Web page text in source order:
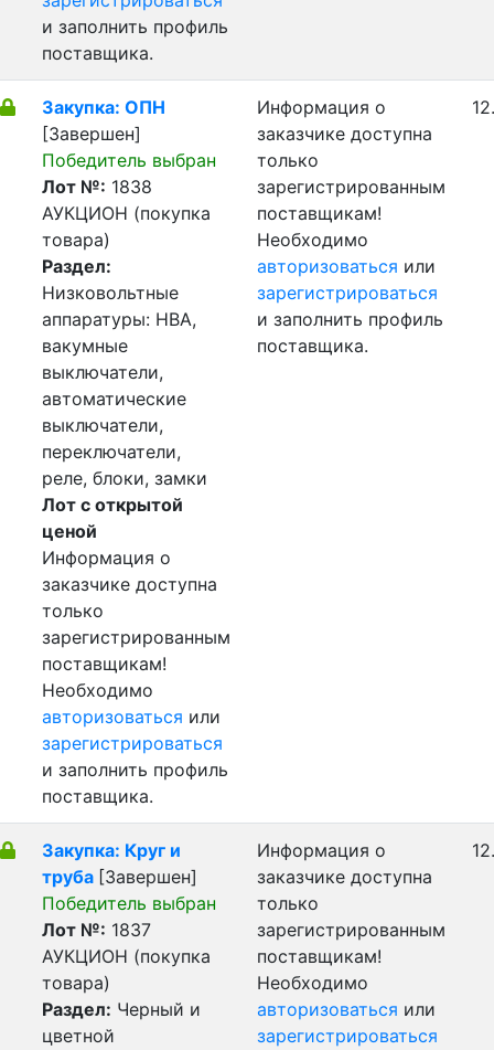
и заполнить профиль
поставщика.
Закупка: ОПН
[Завершен]
Победитель выбран
Лот №: 1838
АУКЦИОН (покупка
товара)
Раздел:
Низковольтные
аппаратуры: НВА,
вакумные
выключатели,
автоматические
выключатели,
переключатели,
реле, блоки, замки
Лот с открытой
ценой
Информация о
заказчике доступна
только
зарегистрированным
поставщикам!
Необходимо
авторизоваться или
зарегистрироваться
и заполнить профиль
поставщика.
Информация о
заказчике доступна
только
зарегистрированным
поставщикам!
Необходимо
авторизоваться или
зарегистрироваться
и заполнить профиль
поставщика.
Закупка: Круг и
труба [Завершен]
Победитель выбран
Лот №: 1837
АУКЦИОН (покупка
товара)
Раздел: Черный и
цветной
Информация о
заказчике доступна
только
зарегистрированным
поставщикам!
Необходимо
авторизоваться или
зарегистрироваться